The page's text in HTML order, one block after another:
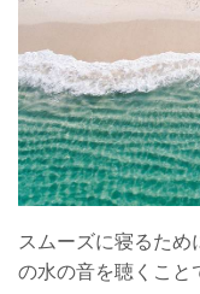
スムーズに寝るた
の水の音を聴くこと